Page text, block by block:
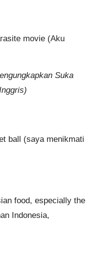
movie (Aku
Suka
ball (saya menikmati
food, especially the
Indonesia,